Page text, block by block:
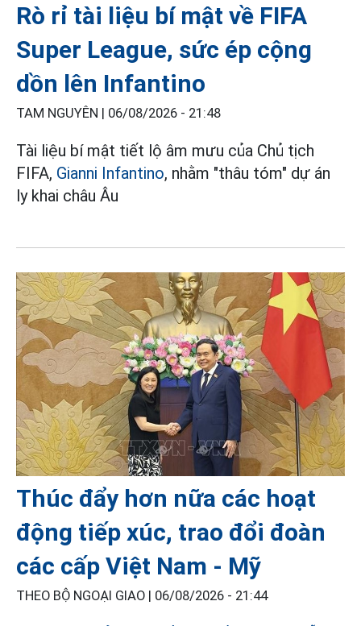
Rò rỉ tài liệu bí mật về FIFA
Super League, sức ép cộng
dồn lên Infantino
TAM NGUYÊN | 06/08/2026 - 21:48
Tài liệu bí mật tiết lộ âm mưu của Chủ tịch
FIFA, Gianni Infantino, nhằm "thâu tóm" dự án
ly khai châu Âu
Thúc đẩy hơn nữa các hoạt
động tiếp xúc, trao đổi đoàn
các cấp Việt Nam - Mỹ
THEO BỘ NGOẠI GIAO | 06/08/2026 - 21:44